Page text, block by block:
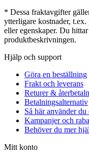
* Dessa fraktavgifter
ytterligare kostnader,
eller egenskaper. Du
produktbeskrivningen.
Hjälp och support
Göra en beställning
Frakt och leverans
Returer &
Betalningsalternativ
Så här använder
Kampanjer och
Behöver du mer
Mitt konto